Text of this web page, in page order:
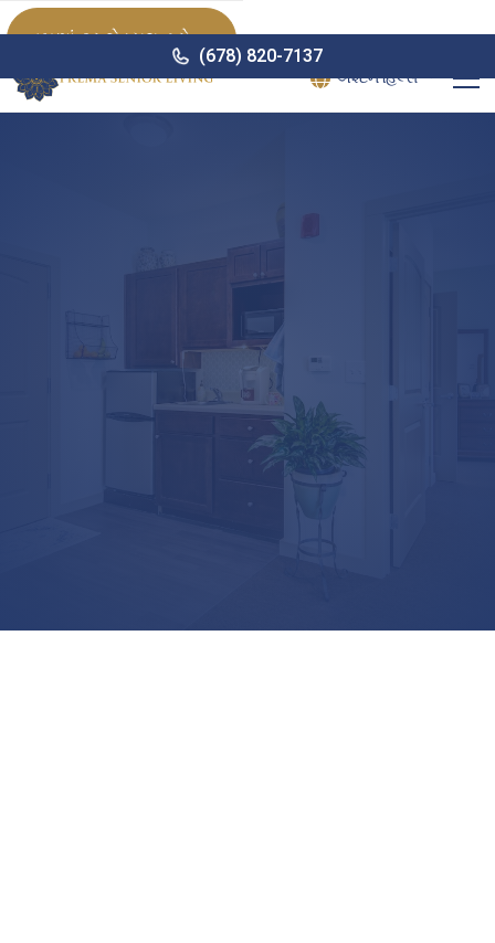
હમણાં ટૂર શેડ્યૂલ કરો
(678) 820-7137
એશ્ટન હિલ્સ